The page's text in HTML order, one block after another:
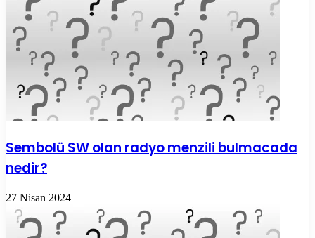
Sembolü SW olan radyo menzili bulmacada
nedir?
27 Nisan 2024